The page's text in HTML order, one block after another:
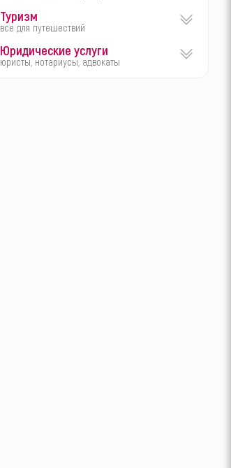
Туризм
все для путешествий
Юридические услуги
юристы, нотариусы, адвокаты